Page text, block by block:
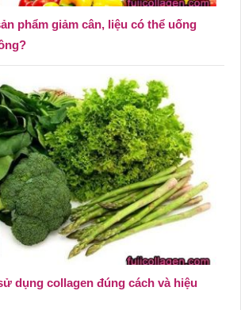
phẩm giảm cân, liệu có thể uống
dụng collagen đúng cách và hiệu